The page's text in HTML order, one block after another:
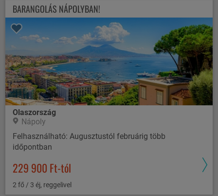
BARANGOLÁS NÁPOLYBAN!
Olaszország
Nápoly
Felhasználható: Augusztustól februárig több
időpontban
229 900 Ft-tól
2 fő / 3 éj, reggelivel